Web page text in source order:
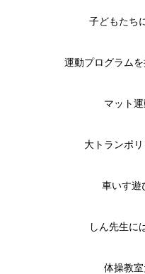
子どもたち
運動プログラム
マット運
大トランポ
車いす遊
しん先生に
体操教室